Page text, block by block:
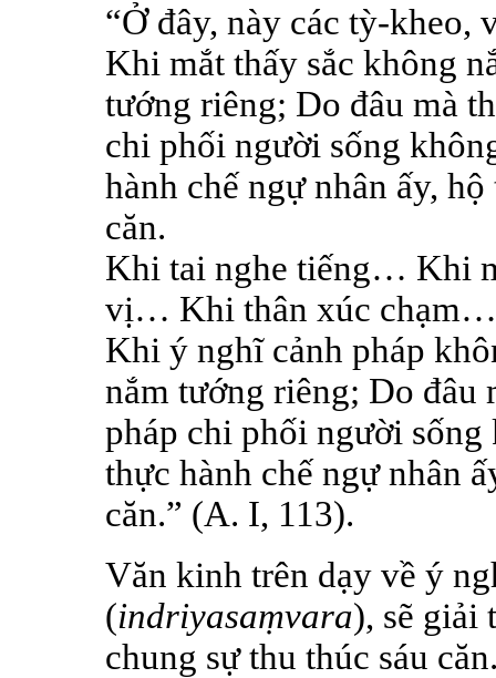
“Ở đây, này các tỳ-kheo,
Khi mắt thấy sắc không
tướng riêng; Do đâu mà
chi phối người sống
hành chế ngự nhân ấy,
căn.
Khi tai nghe tiếng… Khi
vị… Khi thân xúc chạm…
Khi ý nghĩ cảnh pháp
nắm tướng riêng; Do đâu
pháp chi phối người
thực hành chế ngự nhân
căn.” (A. I, 113).
Văn kinh trên dạy về ý
(indriyasaṃvara), sẽ giải
chung sự thu thúc sáu